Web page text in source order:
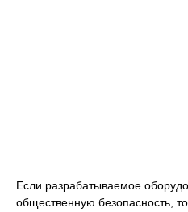
Если разрабатываемое
общественную безопасность,